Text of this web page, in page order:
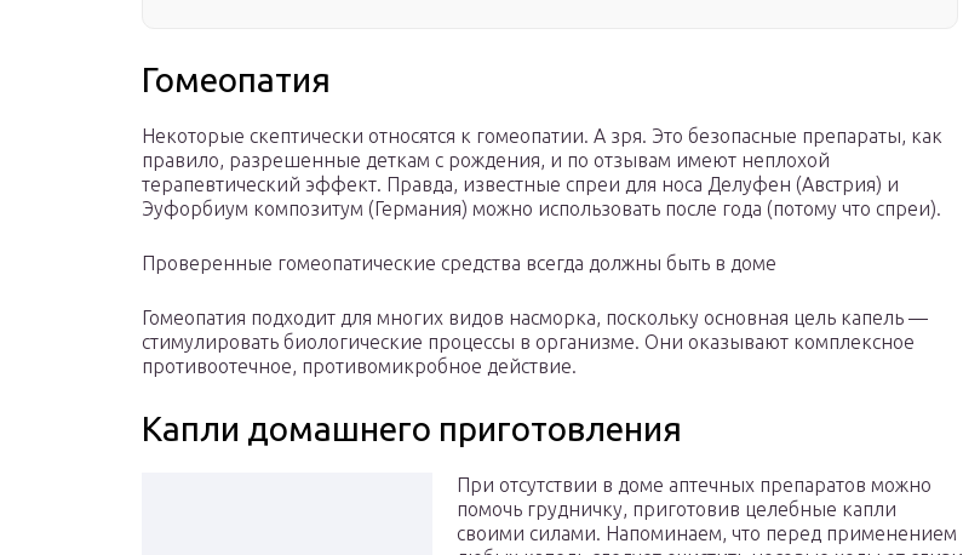
Гомеопатия
Некоторые скептически относятся к гомеопатии. А зря. Это безопасные препараты, как
правило, разрешенные деткам с рождения, и по отзывам имеют неплохой
терапевтический эффект. Правда, известные спреи для носа Делуфен (Австрия) и
Эуфорбиум композитум (Германия) можно использовать после года (потому что спреи).
Проверенные гомеопатические средства всегда должны быть в доме
Гомеопатия подходит для многих видов насморка, поскольку основная цель капель —
стимулировать биологические процессы в организме. Они оказывают комплексное
противоотечное, противомикробное действие.
Капли домашнего приготовления
При отсутствии в доме аптечных препаратов можно
помочь грудничку, приготовив целебные капли
своими силами. Напоминаем, что перед применением